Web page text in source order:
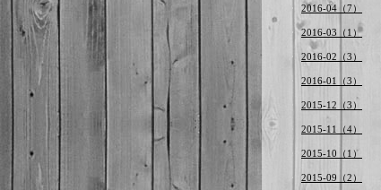
2016-04（7）
2016-03（1）
2016-02（3）
2016-01（3）
2015-12（3）
2015-11（4）
2015-10（1）
2015-09（2）